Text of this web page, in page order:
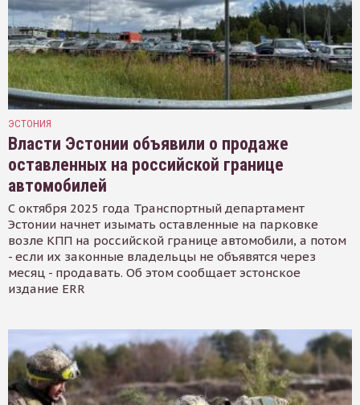
ЭСТОНИЯ
Власти Эстонии объявили о продаже
оставленных на российской границе
автомобилей
С октября 2025 года Транспортный департамент
Эстонии начнет изымать оставленные на парковке
возле КПП на российской границе автомобили, а потом
- если их законные владельцы не объявятся через
месяц - продавать. Об этом сообщает эстонское
издание ERR